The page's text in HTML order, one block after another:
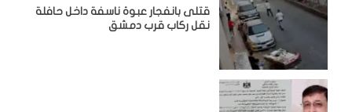
قتلى بانفجار عبوة ناسفة داخل حافلة
نقل ركاب قرب دمشق